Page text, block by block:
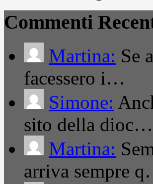
Commenti
Martina: Se
facessero i…
Simone:
sito della dioc…
Martina:
arriva sempre